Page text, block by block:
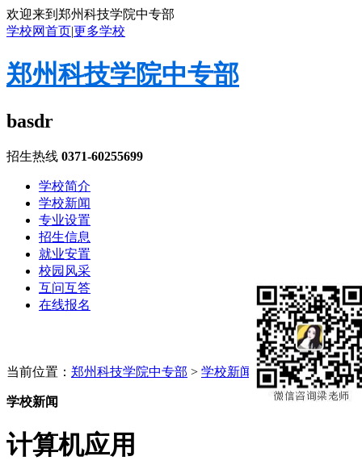
欢迎来到郑州科技学院中专部
学校网首页|更多学校
郑州科技学院中专部
basdr
招生热线 0371-60255699
学校简介
学校新闻
专业设置
招生信息
就业安置
校园风采
互问互答
在线报名
当前位置： 郑州科技学院中专部 > 学校新闻
学校新闻
计算机应用